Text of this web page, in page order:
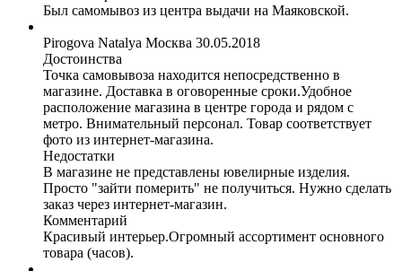
Был самомывоз из центра выдачи на Маяковской.
Pirogova Natalya Москва 30.05.2018
Достоинства
Точка самовывоза находится непосредственно в
магазине. Доставка в оговоренные сроки.Удобное
расположение магазина в центре города и рядом с
метро. Внимательный персонал. Товар соответствует
фото из интернет-магазина.
Недостатки
В магазине не представлены ювелирные изделия.
Просто "зайти померить" не получиться. Нужно сделать
заказ через интернет-магазин.
Комментарий
Красивый интерьер.Огромный ассортимент основного
товара (часов).